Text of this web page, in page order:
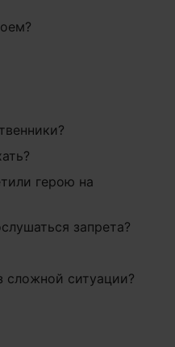
герою на
запрета?
сложной ситуации?